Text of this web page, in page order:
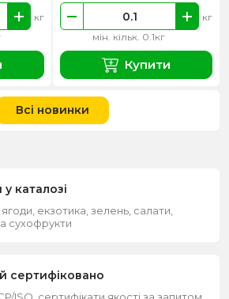
кг
мін. кільк. 0.1кг
кг
Купити
Всі новинки
каталозі
екзотика, зелень, салати,
сухофрукти
сертифіковано